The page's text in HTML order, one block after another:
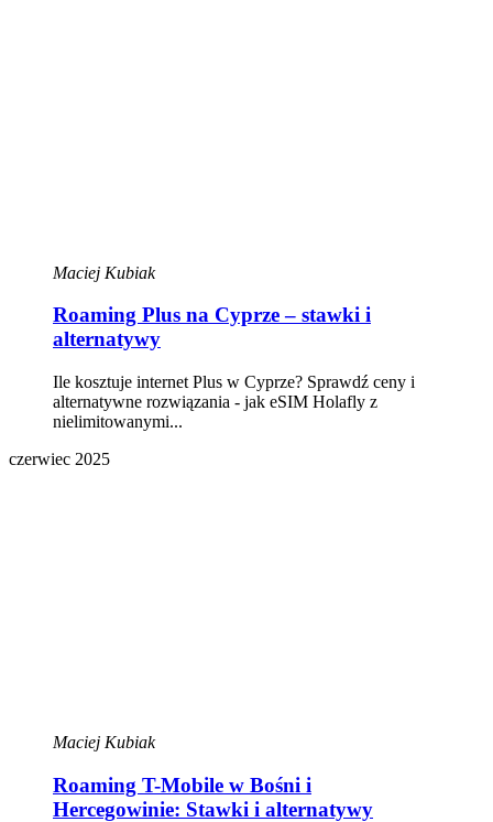
Maciej Kubiak
Roaming Plus na Cyprze – stawki i
alternatywy
Ile kosztuje internet Plus w Cyprze? Sprawdź ceny i
alternatywne rozwiązania - jak eSIM Holafly z
nielimitowanymi...
czerwiec 2025
Maciej Kubiak
Roaming T-Mobile w Bośni i
Hercegowinie: Stawki i alternatywy